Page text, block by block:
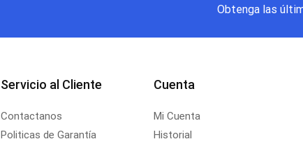
Obtenga las
Servicio al Cliente
Contactanos
Politicas de Garantía
Cuenta
Mi Cuenta
Historial